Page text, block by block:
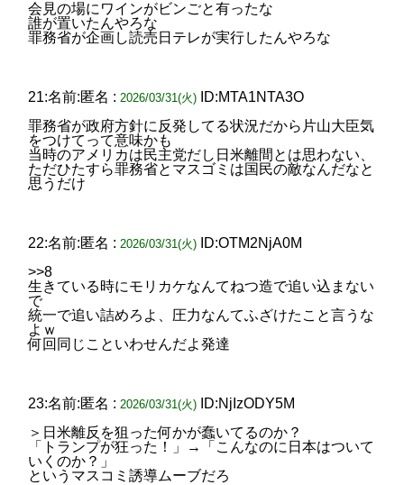
会見の場にワインがビンごと有ったな
誰が置いたんやろな
罪務省が企画し読売日テレが実行したんやろな
21:名前:匿名 : 2026/03/31(火)
ID:MTA1NTA3O
罪務省が政府方針に反発してる状況だから片山大臣気
をつけてって意味かも
当時のアメリカは民主党だし日米離間とは思わない、
ただひたすら罪務省とマスゴミは国民の敵なんだなと
思うだけ
22:名前:匿名 : 2026/03/31(火)
ID:OTM2NjA0M
>>8
生きている時にモリカケなんてねつ造で追い込まない
で
統一で追い詰めろよ、圧力なんてふざけたこと言うな
よｗ
何回同じこといわせんだよ発達
23:名前:匿名 : 2026/03/31(火)
ID:NjIzODY5M
＞日米離反を狙った何かが蠢いてるのか？
「トランプが狂った！」→「こんなのに日本はついて
いくのか？」
というマスコミ誘導ムーブだろ